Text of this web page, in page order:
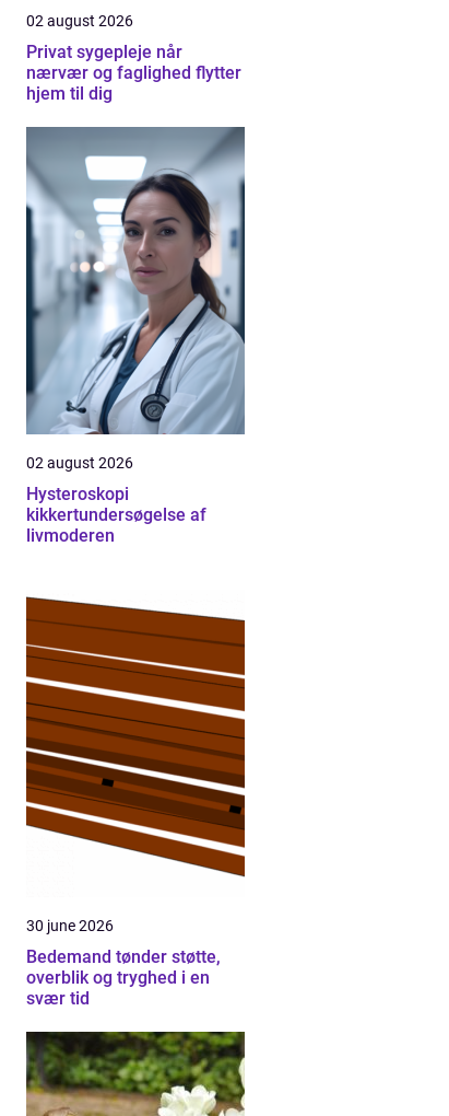
02 august 2026
Privat sygepleje når
nærvær og faglighed flytter
hjem til dig
02 august 2026
Hysteroskopi
kikkertundersøgelse af
livmoderen
30 june 2026
Bedemand tønder støtte,
overblik og tryghed i en
svær tid